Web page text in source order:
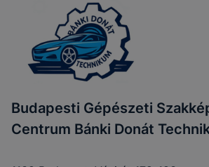
Budapesti Gépészeti
Centrum Bánki Donát